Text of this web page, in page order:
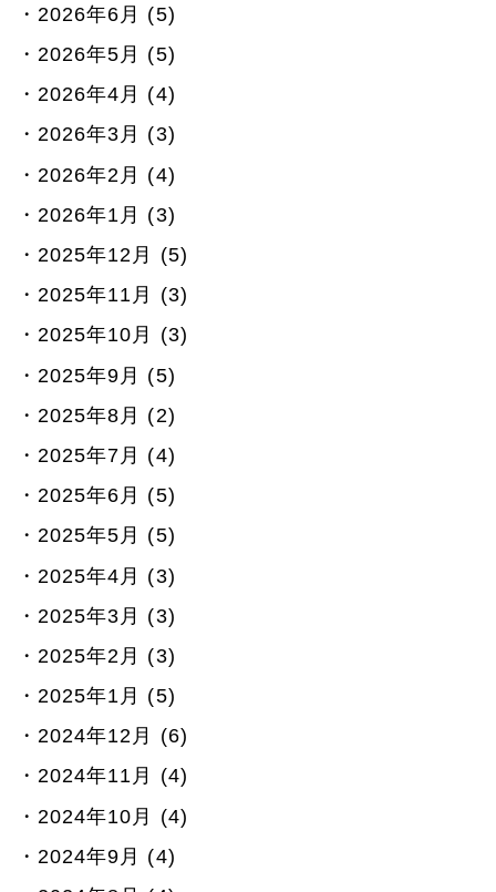
2026年6月 (5)
2026年5月 (5)
2026年4月 (4)
2026年3月 (3)
2026年2月 (4)
2026年1月 (3)
2025年12月 (5)
2025年11月 (3)
2025年10月 (3)
2025年9月 (5)
2025年8月 (2)
2025年7月 (4)
2025年6月 (5)
2025年5月 (5)
2025年4月 (3)
2025年3月 (3)
2025年2月 (3)
2025年1月 (5)
2024年12月 (6)
2024年11月 (4)
2024年10月 (4)
2024年9月 (4)